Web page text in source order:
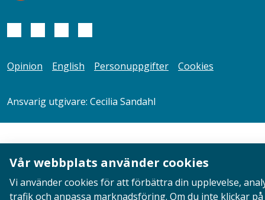
Opinion English Personuppgifter Cookies
Ansvarig utgivare: Cecilia Sandahl
Vår webbplats använder cookies
Vi använder cookies för att förbättra din upplevelse,
trafik och anpassa marknadsföring. Om du inte klickar